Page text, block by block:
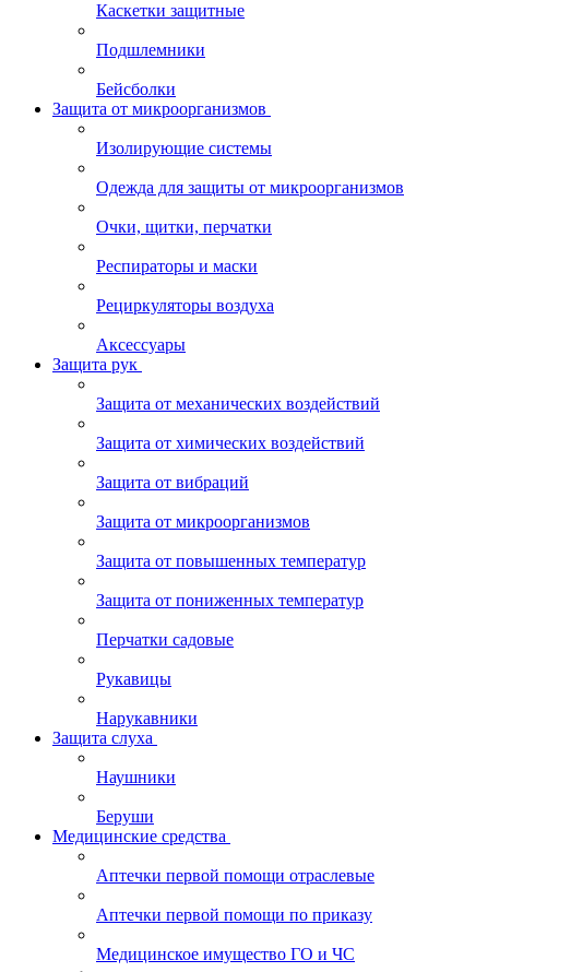
Каскетки защитные
Подшлемники
Бейсболки
Защита от микроорганизмов
Изолирующие системы
Одежда для защиты от микроорганизмов
Очки, щитки, перчатки
Респираторы и маски
Рециркуляторы воздуха
Аксессуары
Защита рук
Защита от механических воздействий
Защита от химических воздействий
Защита от вибраций
Защита от микроорганизмов
Защита от повышенных температур
Защита от пониженных температур
Перчатки садовые
Рукавицы
Нарукавники
Защита слуха
Наушники
Беруши
Медицинские средства
Аптечки первой помощи отраслевые
Аптечки первой помощи по приказу
Медицинское имущество ГО и ЧС